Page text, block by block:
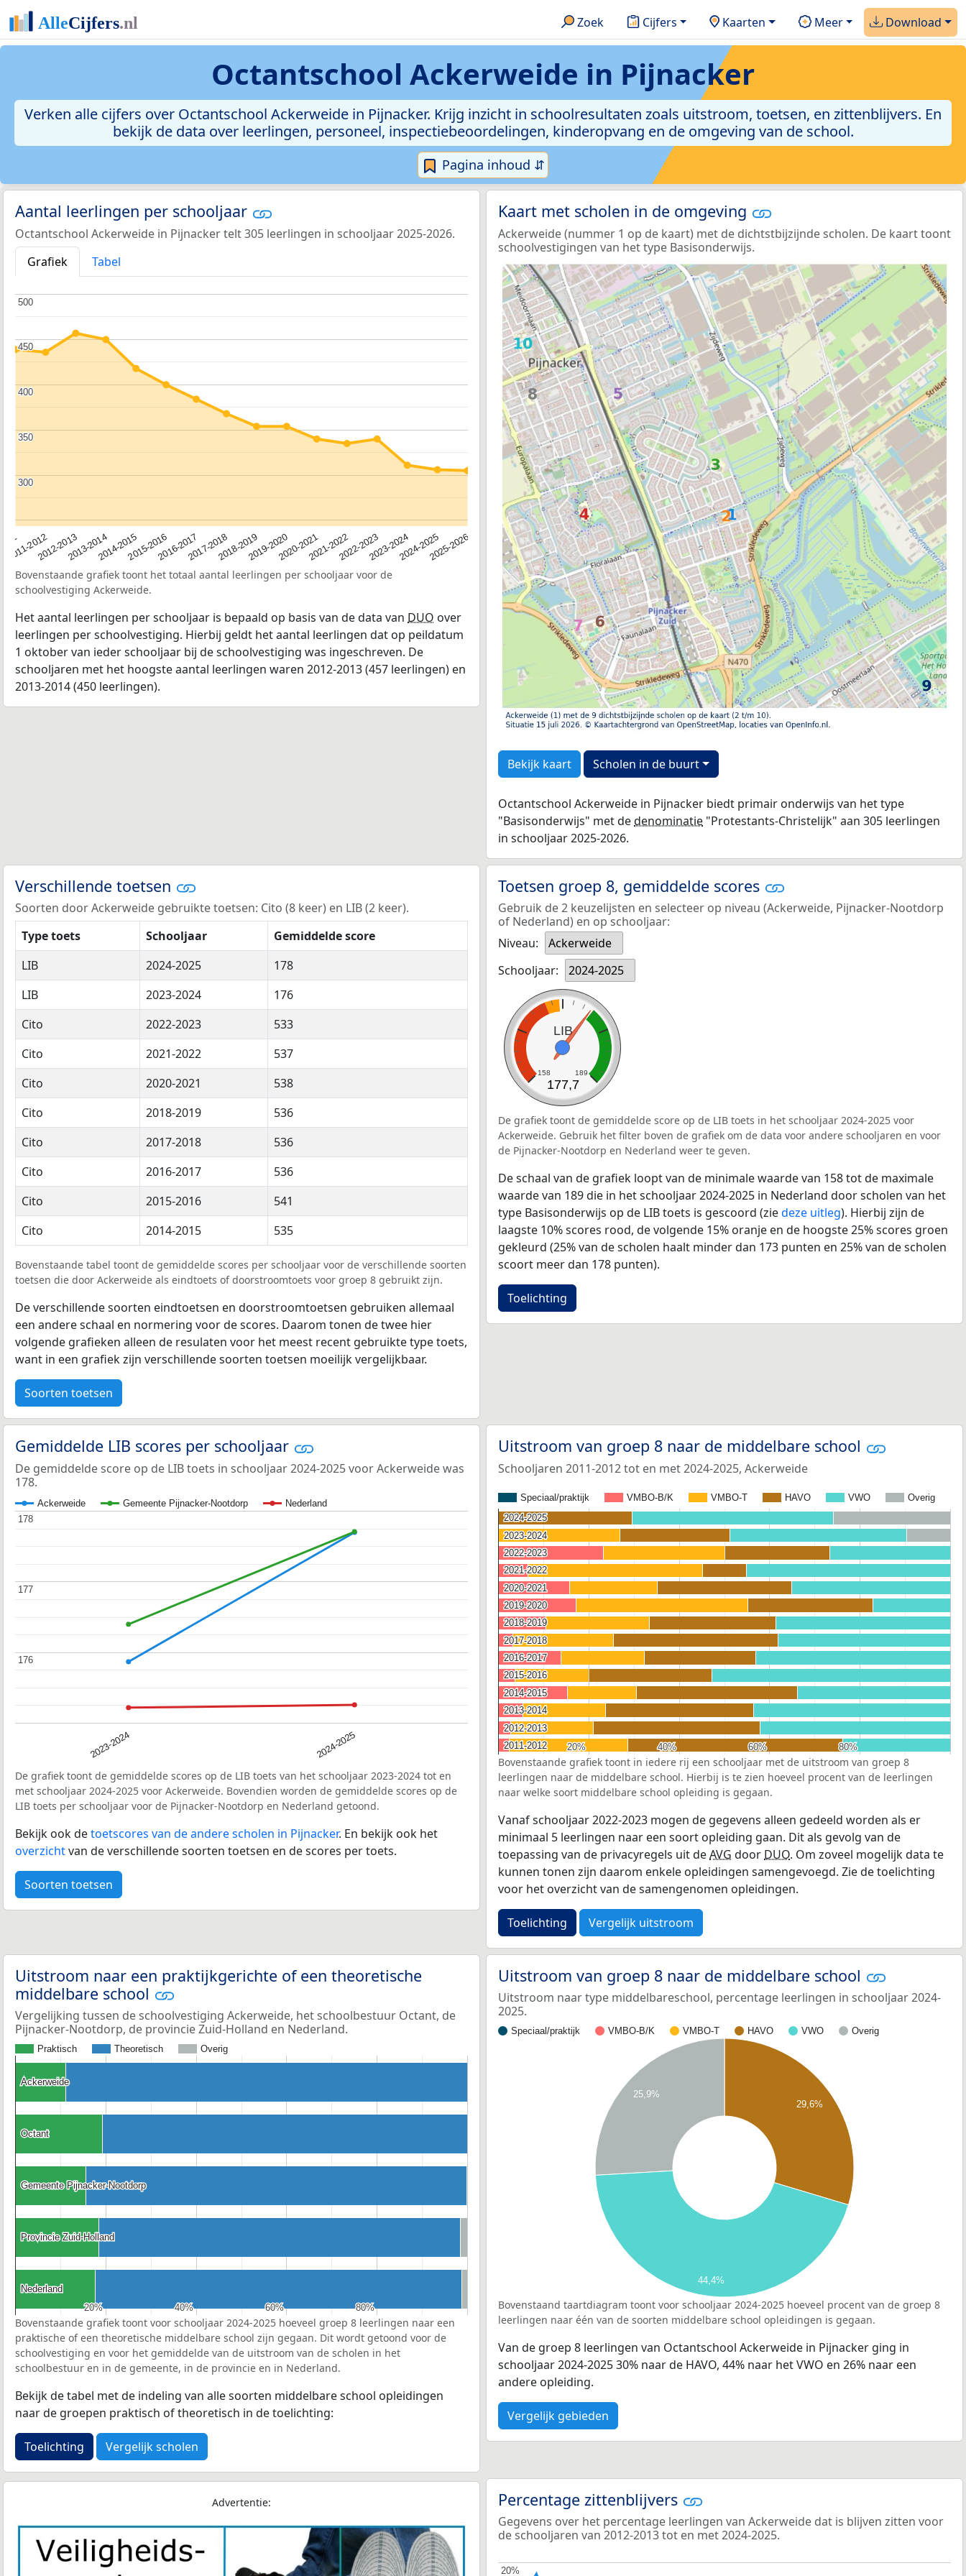
Zoek Cijfers Kaarten Meer Download
Octantschool Ackerweide in Pijnacker
Verken alle cijfers over Octantschool Ackerweide in Pijnacker. Krijg inzicht in schoolresultaten zoals uitstroom, toetsen, en zittenblijvers. En
bekijk de data over leerlingen, personeel, inspectiebeoordelingen, kinderopvang en de omgeving van de school.
Pagina inhoud ⇵
Aantal leerlingen per schooljaar
Octantschool Ackerweide in Pijnacker telt 305 leerlingen in schooljaar 2025-2026.
Grafiek
Tabel
2011-20122012-20132013-20142014-20152015-20162016-20172017-20182018-20192019-20202020-20212021-20222022-20232023-20242024-20252025-2026
300
300
350
350
400
400
450
450
500
500
Bovenstaande grafiek toont het totaal aantal leerlingen per schooljaar voor de
schoolvestiging Ackerweide.
Het aantal leerlingen per schooljaar is bepaald op basis van de data van DUO over
leerlingen per schoolvestiging. Hierbij geldt het aantal leerlingen dat op peildatum
1 oktober van ieder schooljaar bij de schoolvestiging was ingeschreven. De
schooljaren met het hoogste aantal leerlingen waren 2012-2013 (457 leerlingen) en
2013-2014 (450 leerlingen).
Kaart met scholen in de omgeving
Ackerweide (nummer 1 op de kaart) met de dichtstbijzijnde scholen. De kaart toont
schoolvestigingen van het type Basisonderwijs.
Bekijk kaart Scholen in de buurt
Octantschool Ackerweide in Pijnacker biedt primair onderwijs van het type
"Basisonderwijs" met dedenominatie "Protestants-Christelijk" aan 305 leerlingen
in schooljaar 2025-2026.
Verschillende toetsen
Soorten door Ackerweide gebruikte toetsen: Cito (8 keer) en LIB (2 keer).
Type toets
Schooljaar
Gemiddelde score
LIB
2024-2025
178
LIB
2023-2024
176
Cito
2022-2023
533
Cito
2021-2022
537
Cito
2020-2021
538
Cito
2018-2019
536
Cito
2017-2018
536
Cito
2016-2017
536
Cito
2015-2016
541
Cito
2014-2015 535
Bovenstaande tabel toont de gemiddelde scores per schooljaar voor de verschillende soorten
toetsen die door Ackerweide als eindtoets of doorstroomtoets voor groep 8 gebruikt zijn.
De verschillende soorten eindtoetsen en doorstroomtoetsen gebruiken allemaal
een andere schaal en normering voor de scores. Daarom tonen de twee hier
volgende grafieken alleen de resulaten voor het meest recent gebruikte type toets,
want in een grafiek zijn verschillende soorten toetsen moeilijk vergelijkbaar.
Soorten toetsen
Toetsen groep 8, gemiddelde scores
Gebruik de 2 keuzelijsten en selecteer op niveau (Ackerweide, Pijnacker-Nootdorp
of Nederland) en op schooljaar:
Niveau:
Ackerweide
Schooljaar:
2024-2025
LIB
158 189
177,7
De grafiek toont de gemiddelde score op de LIB toets in het schooljaar 2024-2025 voor
Ackerweide. Gebruik het filter boven de grafiek om de data voor andere schooljaren en voor
de Pijnacker-Nootdorp en Nederland weer te geven.
De schaal van de grafiek loopt van de minimale waarde van 158 tot de maximale
waarde van 189 die in het schooljaar 2024-2025 in Nederland door scholen van het
type Basisonderwijs op de LIB toets is gescoord (ziedeze uitleg). Hierbij zijn de
laagste 10% scores rood, de volgende 15% oranje en de hoogste 25% scores groen
gekleurd (25% van de scholen haalt minder dan 173 punten en 25% van de scholen
scoort meer dan 178 punten).
Toelichting
Gemiddelde LIB scores per schooljaar
De gemiddelde score op de LIB toets in schooljaar 2024-2025 voor Ackerweide was
178.
Ackerweide Gemeente Pijnacker-Nootdorp Nederland
2023-2024 2024-2025
176
176
177
177
178
178
De grafiek toont de gemiddelde scores op de LIB toets van het schooljaar 2023-2024 tot en
met schooljaar 2024-2025 voor Ackerweide. Bovendien worden de gemiddelde scores op de
LIB toets per schooljaar voor de Pijnacker-Nootdorp en Nederland getoond.
Bekijk ook detoetscores van de andere scholen in Pijnacker. En bekijk ook het
overzichtvan de verschillende soorten toetsen en de scores per toets.
Soorten toetsen
Uitstroom van groep 8 naar de middelbare school
Schooljaren 2011-2012 tot en met 2024-2025, Ackerweide
Speciaal/praktijk VMBO-B/K VMBO-T HAVO VWO Overig
20%
20% 40%
40% 60%
60% 80%
80%
2024-2025
2024-2025
2023-2024
2023-2024
2022-2023
2022-2023
2021-2022
2021-2022
2020-2021
2020-2021
2019-2020
2019-2020
2018-2019
2018-2019
2017-2018
2017-2018
2016-2017
2016-2017
2015-2016
2015-2016
2014-2015
2014-2015
2013-2014
2013-2014
2012-2013
2012-2013
2011-2012
2011-2012
Bovenstaande grafiek toont in iedere rij een schooljaar met de uitstroom van groep 8
leerlingen naar de middelbare school. Hierbij is te zien hoeveel procent van de leerlingen
naar welke soort middelbare school opleiding is gegaan.
Vanaf schooljaar 2022-2023 mogen de gegevens alleen gedeeld worden als er
minimaal 5 leerlingen naar een soort opleiding gaan. Dit als gevolg van de
toepassing van de privacyregels uit deAVG door DUO. Om zoveel mogelijk data te
kunnen tonen zijn daarom enkele opleidingen samengevoegd. Zie de toelichting
voor het overzicht van de samengenomen opleidingen.
Toelichting Vergelijk uitstroom
Uitstroom naar een praktijkgerichte of een theoretische
middelbare school
Vergelijking tussen de schoolvestiging Ackerweide, het schoolbestuur Octant, de
Pijnacker-Nootdorp, de provincie Zuid-Holland en Nederland.
Praktisch Theoretisch Overig
20%
20% 40%
40% 60%
60% 80%
80%
Ackerweide
Ackerweide
Octant
Octant
Gemeente Pijnacker-Nootdorp
Gemeente Pijnacker-Nootdorp
Provincie Zuid-Holland
Provincie Zuid-Holland
Nederland
Nederland
Bovenstaande grafiek toont voor schooljaar 2024-2025 hoeveel groep 8 leerlingen naar een
praktische of een theoretische middelbare school zijn gegaan. Dit wordt getoond voor de
schoolvestiging en voor het gemiddelde van de uitstroom van de scholen in het
schoolbestuur en in de gemeente, in de provincie en in Nederland.
Bekijk de tabel met de indeling van alle soorten middelbare school opleidingen
naar de groepen praktisch of theoretisch in de toelichting:
Toelichting Vergelijk scholen
Uitstroom van groep 8 naar de middelbare school
Uitstroom naar type middelbareschool, percentage leerlingen in schooljaar 2024-
2025.
Speciaal/praktijk VMBO-B/K VMBO-T HAVO VWO Overig
29,6%
25,9%
44,4%
Bovenstaand taartdiagram toont voor schooljaar 2024-2025 hoeveel procent van de groep 8
leerlingen naar één van de soorten middelbare school opleidingen is gegaan.
Van de groep 8 leerlingen van Octantschool Ackerweide in Pijnacker ging in
schooljaar 2024-2025 30% naar de HAVO, 44% naar het VWO en 26% naar een
andere opleiding.
Vergelijk gebieden
Advertentie: Percentage zittenblijvers
Gegevens over het percentage leerlingen van Ackerweide dat is blijven zitten voor
de schooljaren van 2012-2013 tot en met 2024-2025.
20%
20%